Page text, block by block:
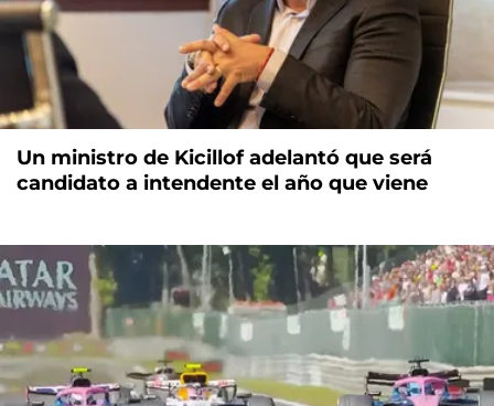
Un ministro de Kicillof adelantó que será
candidato a intendente el año que viene